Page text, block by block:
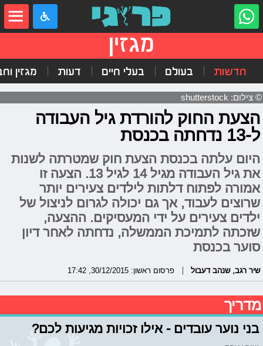
מגזין
חדשות בעולם בעלי חיים דעות מגזין
© צילום: shutterstock
הצעת החוק להורדת גיל העבודה
ל-13 נדחתה בכנסת
היום עלתה בכנסת הצעת חוק שמטרתה לשנות
את גיל העבודה מגיל 14 לגיל 13. הצעה זו
אמורה לפתוח דלתות לילדים צעירים יותר
שרוצים לעבוד, אך גם יכולה לגרום לניצול של
ילדים צעירים על ידי המעסיקים. ההצעה,
שזכתה לתמיכת הממשלה, נדחתה לאחר דיון
סוער בכנסת
שיר רגב,שנהב דעבול פרסום ראשון: 30/12/2015, 17:42
מדריך
בני נוער עובדים - אילו זכויות מגיעות לכם?